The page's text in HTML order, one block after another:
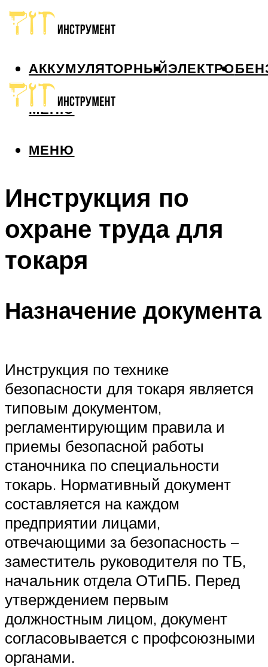
АККУМУЛЯТОРНЫЙЭЛЕКТРО
МЕНЮ
МЕНЮ
Инструкция по
охране труда для
токаря
Назначение документа
Инструкция по технике
безопасности для токаря является
типовым документом,
регламентирующим правила и
приемы безопасной работы
станочника по специальности
токарь. Нормативный документ
составляется на каждом
предприятии лицами,
отвечающими за безопасность –
заместитель руководителя по ТБ,
начальник отдела ОТиПБ. Перед
утверждением первым
должностным лицом, документ
согласовывается с профсоюзными
органами.